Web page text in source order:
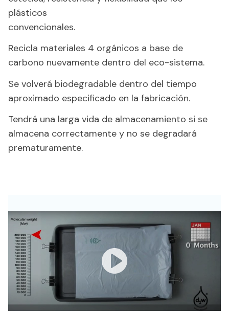
plásticos
convencionales.
Recicla materiales 4 orgánicos a base de
carbono nuevamente dentro del eco-sistema.
Se volverá biodegradable dentro del tiempo
aproximado especificado en la fabricación.
Tendrá una larga vida de almacenamiento si se
almacena correctamente y no se degradará
prematuramente.